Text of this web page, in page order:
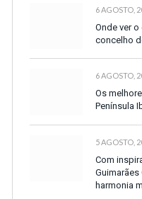
6 AGOSTO,
Onde ver
concelho
6 AGOSTO,
Os
Península
5 AGOSTO,
Com
harmonia